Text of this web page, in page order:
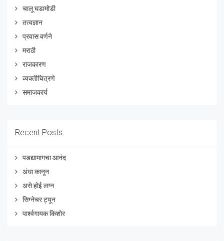
चालू घडामोडी
तत्वज्ञान
प्रवास वर्णने
मराठी
राजकारण
व्यक्तीचित्रणे
समाजकार्य
Recent Posts
पडद्यामागचा आनंद
अंधा कानून
असे होई लग्न
सिग्नेचर ट्यून
पार्श्वगायक किशोर